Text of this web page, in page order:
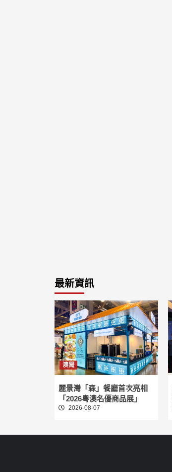
最新資訊
澳聞
麗景灣「森」餐廳首次亮相
「2026粵澳名優商品展」
2026-08-07